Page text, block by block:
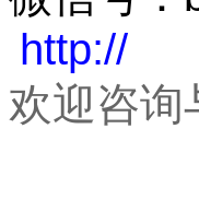
http://
欢迎咨询